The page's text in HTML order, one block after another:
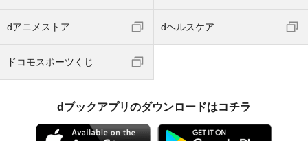
dアニメストア dヘルスケア
ドコモスポーツくじ
dブックアプリのダウンロードはコチラ